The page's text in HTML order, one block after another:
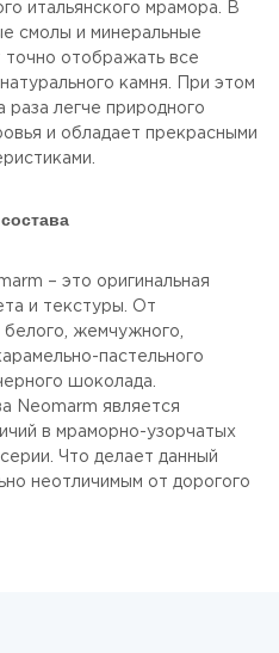
итальянского мрамора. В
смолы и минеральные
точно отображать все
камня. При этом
раза легче природного
и обладает прекрасными
– это оригинальная
и текстуры. От
жемчужного,
пастельного
шоколада.
Neomarm является
в мраморно-узорчатых
Что делает данный
неотличимым от дорогого